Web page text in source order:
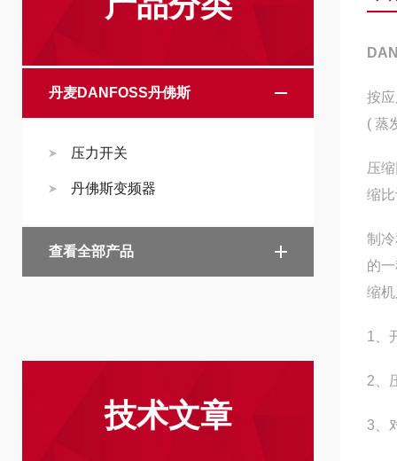
丹麦DANFOSS丹佛斯
压力开关
丹佛斯变频器
查看全部产品
技术文章
按
( 蒸
压
缩
制
的
缩
1、
2、
3、